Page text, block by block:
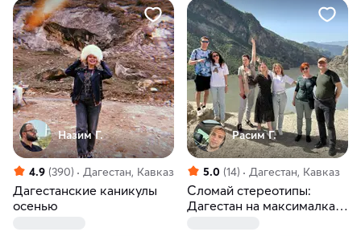
Назим Г.
4.9 (390) Дагестан, Кавказ
Дагестанские каникулы
осенью
Расим Г.
5.0 (14) Дагестан, Кавказ
Сломай стереотипы:
Дагестан на максималках